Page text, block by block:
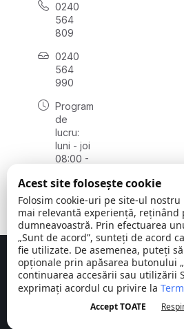
0240
564
809
0240
564
990
Program
de
lucru:
luni - joi
08:00 -
vineri
08:00 -
14:00
Comuna
Stejaru |
județul
Concept realizat deBig Media
Acest site folosește cookie
Folosim cookie-uri pe site-ul
mai relevantă experiență,
dumneavoastră. Prin efectuarea
„Sunt de acord”, sunteți de acord
fie utilizate. De asemenea, puteți
opționale prin apăsarea butonului
continuarea accesării sau utilizării
exprimați acordul cu privire la
Accept TOATE